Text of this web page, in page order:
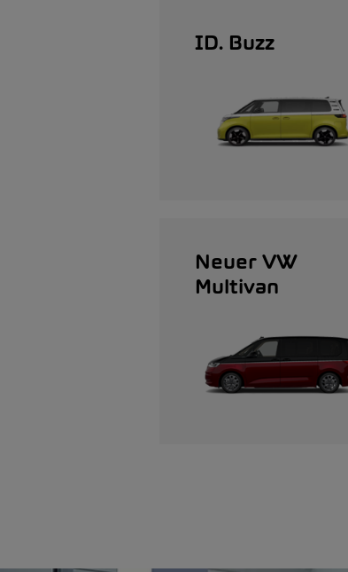
ID. Buzz
Neuer VW
Multivan